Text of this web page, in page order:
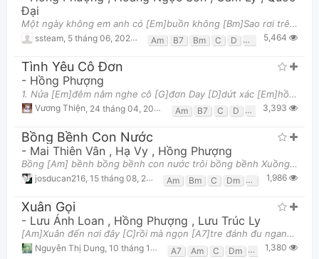
Đại
Một ngày không em anh có [Em]buồn không [Bm]Sao rơi trên trời ai đếm [Em]cùng anh Mong [D]manh giâ
ssteam 5 tháng 06, 2021 lúc 09:08pm Am B7 Bm C D E7 Em G
5,464
Tình Yêu Cô Đơn
- Hồng Phượng
1. Nửa [Em]đêm nằm nghe cô [G]đơn Day [D]dứt xác [Em]hồn tôi Vì [Am]tôi yêu ai rồi [B7]cũng Đớ
Vương Thiện 24 tháng 04, 2018 lúc 03:17pm Am B7 C D Em G
3,393
Bồng Bềnh Con Nước
- Mai Thiên Vân , Hạ Vy , Hồng Phượng
Bồng [Am] bềnh bồng bềnh con nước trôi bồng bềnh Xuồng [C] ai xuôi mái trong [Am] chiều còn [G] ng
josducan216 15 tháng 08, 2021 lúc 08:31pm Am Bm C Dm E Em G
1,986
Xuân Gọi
- Lưu Ánh Loan , Hồng Phượng , Lưu Trúc Ly
[Am]Xuân đến nơi đây [C]rồi mà ngọn [A7]tre đánh đu ngang [Dm]trời Dân [Am]làng mà làng [Dm]ơi, làn
Nguyễn Thị Dung, 10 tháng 12, 2023 lúc 08:55pm A7 Am C Dm E7 Em
1,380